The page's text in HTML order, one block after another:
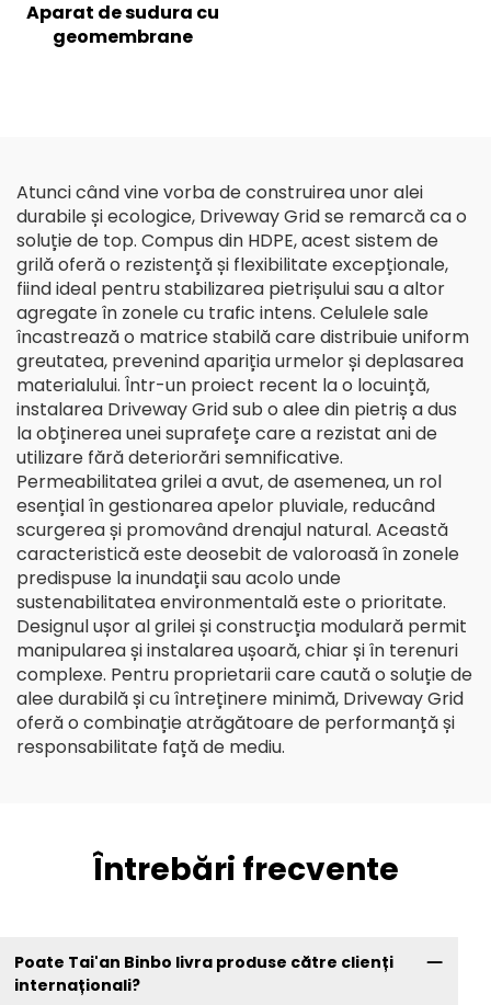
Aparat de sudura cu
geomembrane
Atunci când vine vorba de construirea unor alei
durabile și ecologice, Driveway Grid se remarcă ca o
soluție de top. Compus din HDPE, acest sistem de
grilă oferă o rezistență și flexibilitate excepționale,
fiind ideal pentru stabilizarea pietrișului sau a altor
agregate în zonele cu trafic intens. Celulele sale
încastrează o matrice stabilă care distribuie uniform
greutatea, prevenind apariția urmelor și deplasarea
materialului. Într-un proiect recent la o locuință,
instalarea Driveway Grid sub o alee din pietriș a dus
la obținerea unei suprafețe care a rezistat ani de
utilizare fără deteriorări semnificative.
Permeabilitatea grilei a avut, de asemenea, un rol
esențial în gestionarea apelor pluviale, reducând
scurgerea și promovând drenajul natural. Această
caracteristică este deosebit de valoroasă în zonele
predispuse la inundații sau acolo unde
sustenabilitatea environmentală este o prioritate.
Designul ușor al grilei și construcția modulară permit
manipularea și instalarea ușoară, chiar și în terenuri
complexe. Pentru proprietarii care caută o soluție de
alee durabilă și cu întreținere minimă, Driveway Grid
oferă o combinație atrăgătoare de performanță și
responsabilitate față de mediu.
Întrebări frecvente
Poate Tai'an Binbo livra produse către clienți
internaționali?